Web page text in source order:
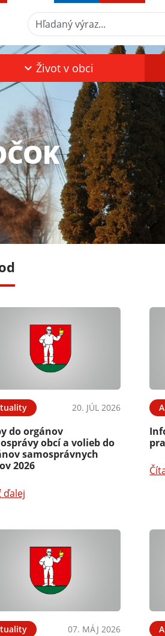
Hľadaný výraz...
Život v obci
20. JÚL 2026
do orgánov
obcí a volieb do
samosprávnych
2026
ďalej
07. MÁJ 2026